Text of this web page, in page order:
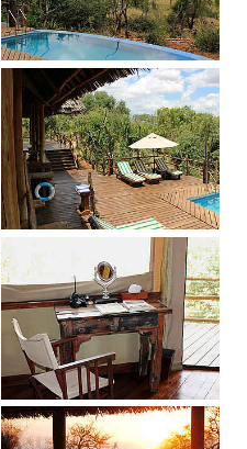
Show larger version
Show larger version
Show larger version